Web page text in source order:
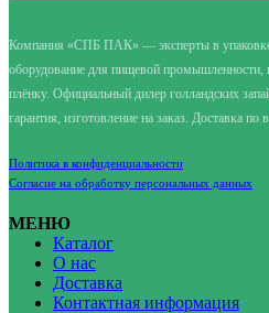
Компания «СПБ ПАК» — эксперты в
оборудование для пищевой промышленности,
плёнку. Официальный дилер голландских
гарантия, изготовление на заказ. Доставка по
Политика в конфиденциальности
Согласие на обработку персональных данных
МЕНЮ
Каталог
О нас
Доставка
Контактная информация